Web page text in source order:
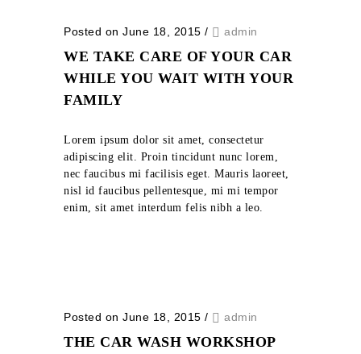
Posted on June 18, 2015 / admin
WE TAKE CARE OF YOUR CAR
WHILE YOU WAIT WITH YOUR
FAMILY
Lorem ipsum dolor sit amet, consectetur
adipiscing elit. Proin tincidunt nunc lorem,
nec faucibus mi facilisis eget. Mauris laoreet,
nisl id faucibus pellentesque, mi mi tempor
enim, sit amet interdum felis nibh a leo.
Posted on June 18, 2015 / admin
THE CAR WASH WORKSHOP